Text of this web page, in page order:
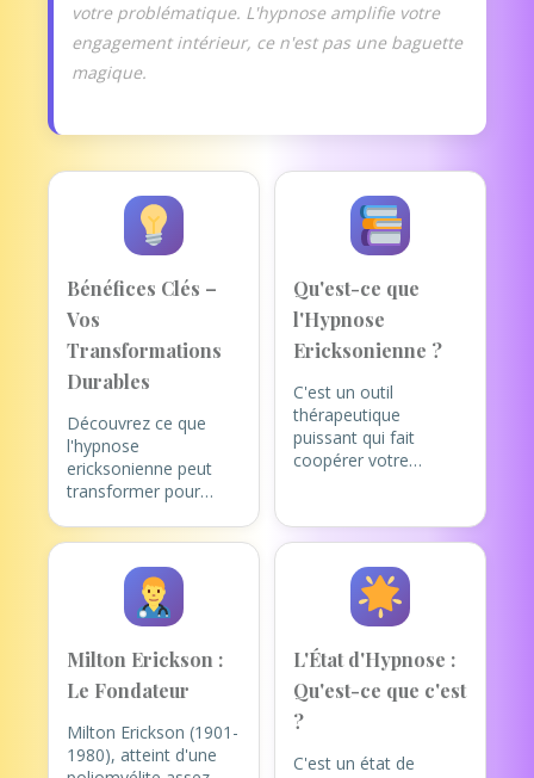
votre problématique. L'hypnose amplifie votre
engagement intérieur, ce n'est pas une baguette
magique.
Bénéfices Clés –
Vos
Transformations
Durables
Découvrez ce que
l'hypnose
ericksonienne peut
transformer pour
Intérieur Profond
Gestion du stress,
tensions, ruminations
Reprenez le
Contrôle de vos
Angoisses, peurs,
anxiété
Qu'est-ce que
l'Hypnose
Ericksonienne ?
C'est un outil
thérapeutique
puissant qui fait
coopérer votre
Le principe est simple
chaque individu
possède en lui
toutes les
nécessaires pour
changer et
résoudre ses
problèmes.
de maître praticien est
Milton Erickson :
Le Fondateur
Milton Erickson (1901-
1980), atteint d'une
L'État d'Hypnose :
Qu'est-ce que c'est
?
C'est un état de